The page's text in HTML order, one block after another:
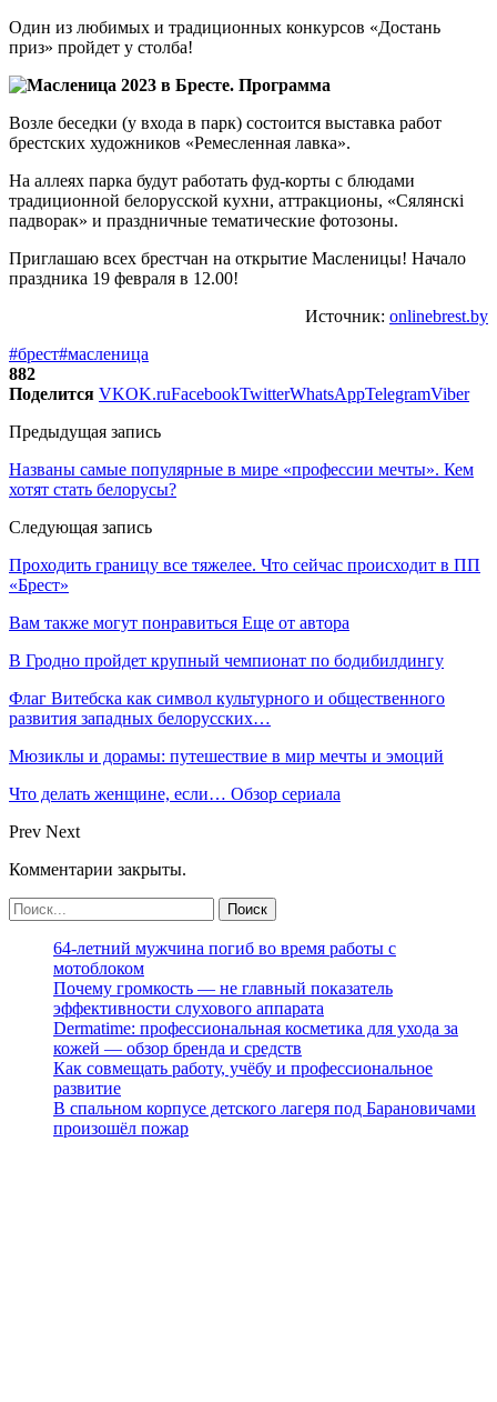
Один из любимых и традиционных конкурсов «Достань
приз» пройдет у столба!
Возле беседки (у входа в парк) состоится выставка работ
брестских художников «Ремесленная лавка».
На аллеях парка будут работать фуд-корты с блюдами
традиционной белорусской кухни, аттракционы, «Сялянскі
падворак» и праздничные тематические фотозоны.
Приглашаю всех брестчан на открытие Масленицы! Начало
праздника 19 февраля в 12.00!
Источник: onlinebrest.by
#брест#масленица
882
Поделится VKOK.ruFacebookTwitterWhatsAppTelegramViber
Предыдущая запись
Названы самые популярные в мире «профессии мечты». Кем
хотят стать белорусы?
Следующая запись
Проходить границу все тяжелее. Что сейчас происходит в ПП
«Брест»
Вам также могут понравиться Еще от автора
В Гродно пройдет крупный чемпионат по бодибилдингу
Флаг Витебска как символ культурного и общественного
развития западных белорусских…
Мюзиклы и дорамы: путешествие в мир мечты и эмоций
Что делать женщине, если… Обзор сериала
Prev Next
Комментарии закрыты.
64-летний мужчина погиб во время работы с
мотоблоком
Почему громкость — не главный показатель
эффективности слухового аппарата
Dermatime: профессиональная косметика для ухода за
кожей — обзор бренда и средств
Как совмещать работу, учёбу и профессиональное
развитие
В спальном корпусе детского лагеря под Барановичами
произошёл пожар